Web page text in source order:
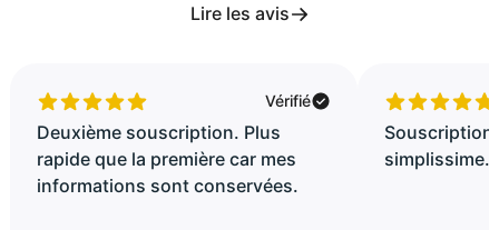
Lire les avis
Vérifié
Deuxième souscription. Plus
rapide que la première car mes
informations sont conservées.
Souscription